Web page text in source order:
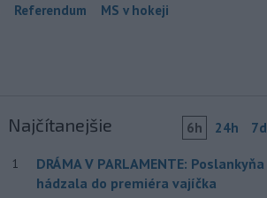
Referendum MS v hokeji
Najčítanejšie 6h 24h 7d
1
DRÁMA V PARLAMENTE: Poslankyňa
hádzala do premiéra vajíčka